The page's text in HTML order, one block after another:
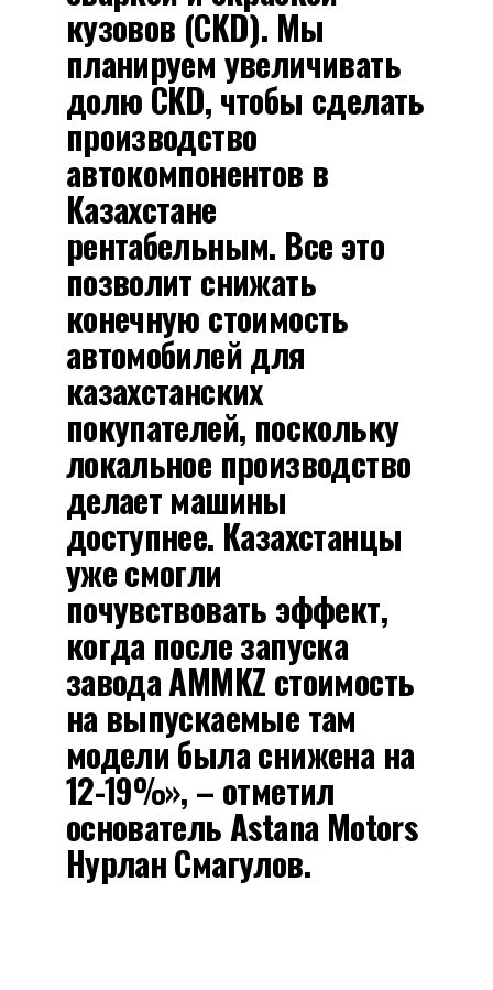
кузовов (CKD). Мы
планируем увеличивать
долю CKD, чтобы сделать
производство
автокомпонентов в
Казахстане
рентабельным. Все это
позволит снижать
конечную стоимость
автомобилей для
казахстанских
покупателей, поскольку
локальное производство
делает машины
доступнее. Казахстанцы
уже смогли
почувствовать эффект,
когда после запуска
завода AMMKZ стоимость
на выпускаемые там
модели была снижена на
12-19%», – отметил
основатель Astana Motors
Нурлан Смагулов.